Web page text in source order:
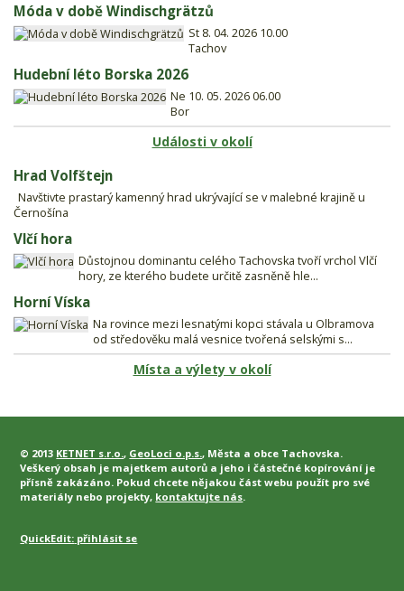
Móda v době Windischgrätzů
St 8. 04. 2026 10.00
Tachov
Hudební léto Borska 2026
Ne 10. 05. 2026 06.00
Bor
Události v okolí
Hrad Volfštejn
Navštivte prastarý kamenný hrad ukrývající se v malebné krajině u
Černošína
Vlčí hora
Důstojnou dominantu celého Tachovska tvoří vrchol Vlčí
hory, ze kterého budete určitě zasněně hle...
Horní Víska
Na rovince mezi lesnatými kopci stávala u Olbramova
od středověku malá vesnice tvořená selskými s...
Místa a výlety v okolí
© 2013 KETNET s.r.o., GeoLoci o.p.s., Města a obce Tachovska.
Veškerý obsah je majetkem autorů a jeho i částečné kopírování je
přísně zakázáno. Pokud chcete nějakou část webu použít pro své
materiály nebo projekty, kontaktujte nás.
QuickEdit: přihlásit se